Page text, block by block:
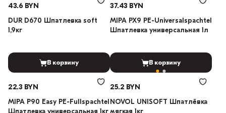
43.6 BYN
DUR D670 Шпатлевка soft
1,9кг
В корзину
37.43 BYN
MIPA PX9 PE-Universalspachtel
Шпатлевка универсальная 1л
В корзину
22.3 BYN
MIPA P90 Easy PE-Fullspachtel
25.2 BYN
NOVOL UNISOFT Шпатлёвка